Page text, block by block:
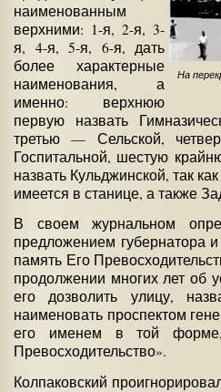
На
наименованным
верхними: 1-я, 2-я, 3-
я, 4-я, 5-я, 6-я, дать
более характерные
наименования, а
именно: верхнюю
первую назвать
третью — Сельской,
Госпитальной, шестую
назвать Кульджинской, так
имеется в станице, а также
В своем журнальном
предложением губернатора
память Его
продолжении многих лет об
его дозволить улицу,
наименовать проспектом
его именем в той
Превосходительство».
Колпаковский